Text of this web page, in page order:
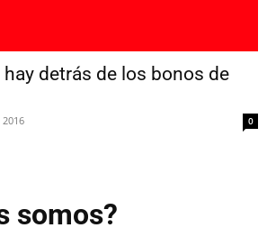
hay detrás de los bonos de
0
somos?